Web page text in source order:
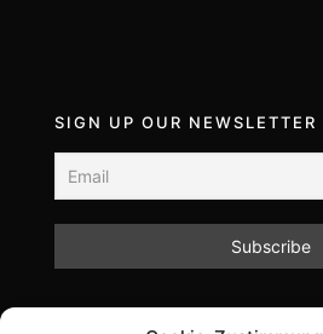
SIGN UP OUR NEWSLETTER